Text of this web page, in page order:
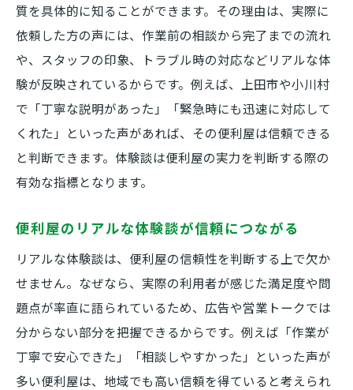
質を具体的に知ることができます。その理由は、実際に
依頼した方の声には、作業前の相談から完了までの流れ
や、スタッフの印象、トラブル時の対応などリアルな体
験が反映されているからです。例えば、上田市や小川村
で「丁寧な説明があった」「緊急時にも迅速に対応して
くれた」といった声があれば、その便利屋は信頼できる
と判断できます。体験談は便利屋の実力を判断する際の
有効な指標となります。
便利屋のリアルな体験談が信頼につながる
リアルな体験談は、便利屋の信頼性を判断する上で欠か
せません。なぜなら、実際の利用者が感じた満足度や問
題点が率直に語られているため、広告や営業トークでは
分からない部分を把握できるからです。例えば「作業が
丁寧で安心できた」「相談しやすかった」といった声が
多い便利屋は、地域でも高い信頼を得ていると考えられ